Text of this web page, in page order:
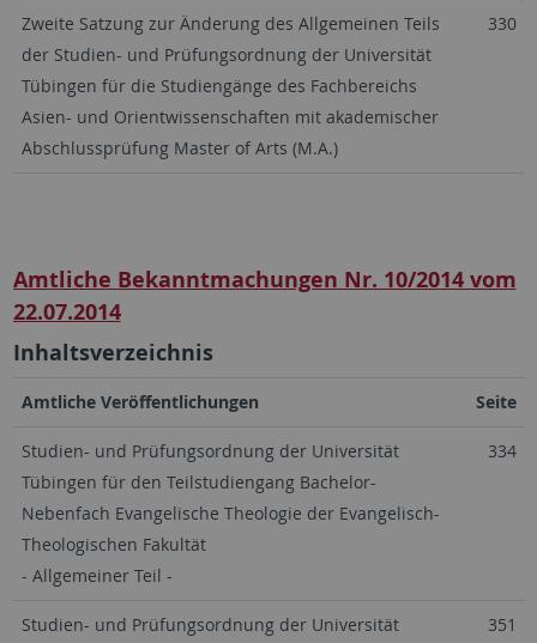
Zweite Satzung zur Änderung des Allgemeinen Teils
der Studien- und Prüfungsordnung der Universität
Tübingen für die Studiengänge des Fachbereichs
Asien- und Orientwissenschaften mit akademischer
Abschlussprüfung Master of Arts (M.A.)
330
Amtliche Bekanntmachungen Nr. 10/2014 vom
22.07.2014
Inhaltsverzeichnis
Amtliche Veröffentlichungen Seite
Studien- und Prüfungsordnung der Universität
Tübingen für den Teilstudiengang Bachelor-
Nebenfach Evangelische Theologie der Evangelisch-
Theologischen Fakultät
- Allgemeiner Teil -
334
Studien- und Prüfungsordnung der Universität
351